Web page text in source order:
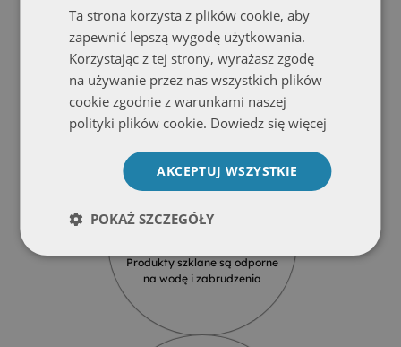
Solidność
Produkty z najlepszych materiałów
od renomowanych dostawców
Produkty szklane są odporne
na wodę i zabrudzenia
Ta strona korzysta z plików cookie, aby
zapewnić lepszą wygodę użytkowania.
Korzystając z tej strony, wyrażasz zgodę
na używanie przez nas wszystkich plików
cookie zgodnie z warunkami naszej
polityki plików cookie. Dowiedz się więcej
AKCEPTUJ WSZYSTKIE
POKAŻ SZCZEGÓŁY